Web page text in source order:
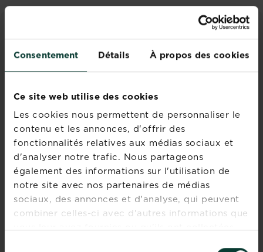
Consentement Détails À propos des cookies
Ce site web utilise des cookies
Les cookies nous permettent de personnaliser le
contenu et les annonces, d'offrir des
fonctionnalités relatives aux médias sociaux et
d'analyser notre trafic. Nous partageons
également des informations sur l'utilisation de
notre site avec nos partenaires de médias
sociaux, des annonces et d'analyse, qui peuvent
combiner celles-ci avec d'autres informations que
vous leur avez fournies ou qu'ils ont collectées
CONSEILS ET INSPIRATIONS
Comment choisir un
terreau ?
Les
En savoir plus